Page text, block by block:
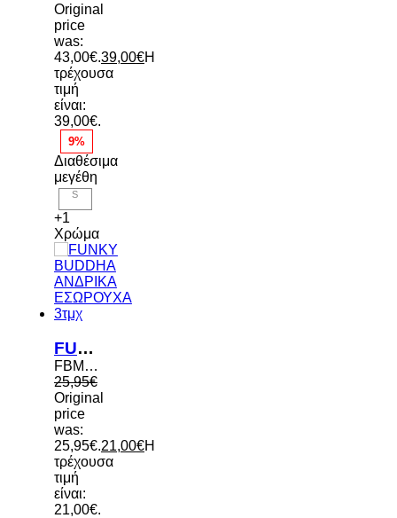
Original
price
was:
43,00€.39,00€Η
τρέχουσα
τιμή
είναι:
39,00€.
9%
Διαθέσιμα
μεγέθη
S
+1
Χρώμα
FUNKY BUDDHA ΑΝΔΡΙΚΑ ΕΣΩΡΟΥΧΑ 3τμχ
FBM013-085-10 BLACK
25,95€
Original
price
was:
25,95€.21,00€Η
τρέχουσα
τιμή
είναι:
21,00€.